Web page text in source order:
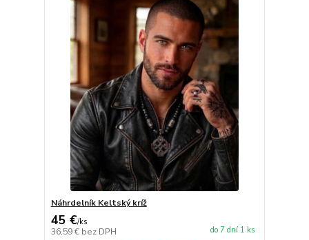
Náhrdelník Keltský kríž
45 €/ks
36,59 € bez DPH do 7 dní 1 ks